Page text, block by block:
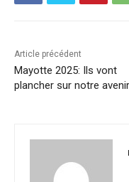
Article précédent
Mayotte 2025: Ils vont
plancher sur notre avenir